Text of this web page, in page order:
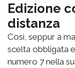
Edizione
distanza
Così, seppur a
scelta obbligata
numero 7 nella